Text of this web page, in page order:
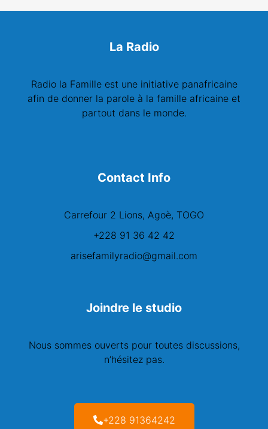
La Radio
Radio la Famille est une initiative panafricaine
afin de donner la parole à la famille africaine et
partout dans le monde.
Contact Info
Carrefour 2 Lions, Agoè, TOGO
+228 91 36 42 42
arisefamilyradio@gmail.com
Joindre le studio
Nous sommes ouverts pour toutes discussions,
n’hésitez pas.
+228 91364242